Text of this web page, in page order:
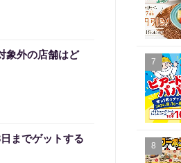
象外の店舗はど
までゲットする
7
8